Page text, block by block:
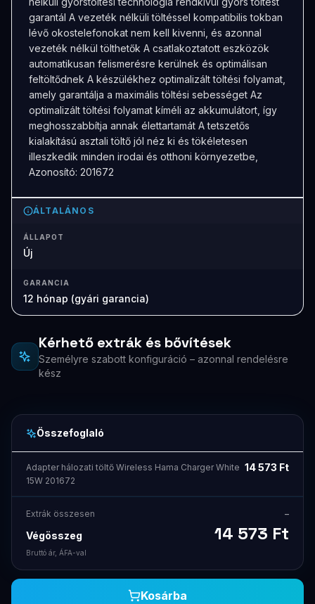
garantál A vezeték nélküli töltéssel kompatibilis tokban
lévő okostelefonokat nem kell kivenni, és azonnal
vezeték nélkül tölthetők A csatlakoztatott eszközök
automatikusan felismerésre kerülnek és optimálisan
feltöltődnek A készülékhez optimalizált töltési folyamat,
amely garantálja a maximális töltési sebességet Az
optimalizált töltési folyamat kíméli az akkumulátort, így
meghosszabbítja annak élettartamát A tetszetős
kialakítású asztali töltő jól néz ki és tökéletesen
illeszkedik minden irodai és otthoni környezetbe,
Azonosító: 201672
ÁLTALÁNOS
ÁLLAPOT
Új
GARANCIA
12 hónap (gyári garancia)
Kérhető extrák és bővítések
Személyre szabott konfiguráció – azonnal rendelésre
kész
Összefoglaló
Adapter hálozati töltő Wireless Hama Charger White
15W 201672
14 573 Ft
Extrák összesen –
Végösszeg 14 573 Ft
Bruttó ár, ÁFA-val
Kosárba